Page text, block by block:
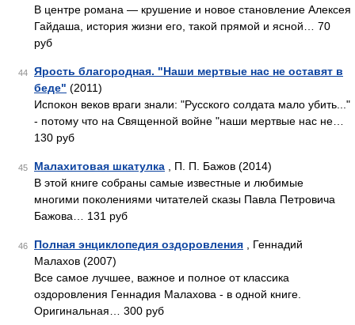
В центре романа — крушение и новое становление Алексея
Гайдаша, история жизни его, такой прямой и ясной… 70
руб
44
Ярость благородная. "Наши мертвые нас не оставят в
беде" (2011)
Испокон веков враги знали: "Русского солдата мало убить..."
- потому что на Священной войне "наши мертвые нас не…
130 руб
45 Малахитовая шкатулка , П. П. Бажов (2014)
В этой книге собраны самые известные и любимые
многими поколениями читателей сказы Павла Петровича
Бажова… 131 руб
46 Полная энциклопедия оздоровления , Геннадий
Малахов (2007)
Все самое лучшее, важное и полное от классика
оздоровления Геннадия Малахова - в одной книге.
Оригинальная… 300 руб